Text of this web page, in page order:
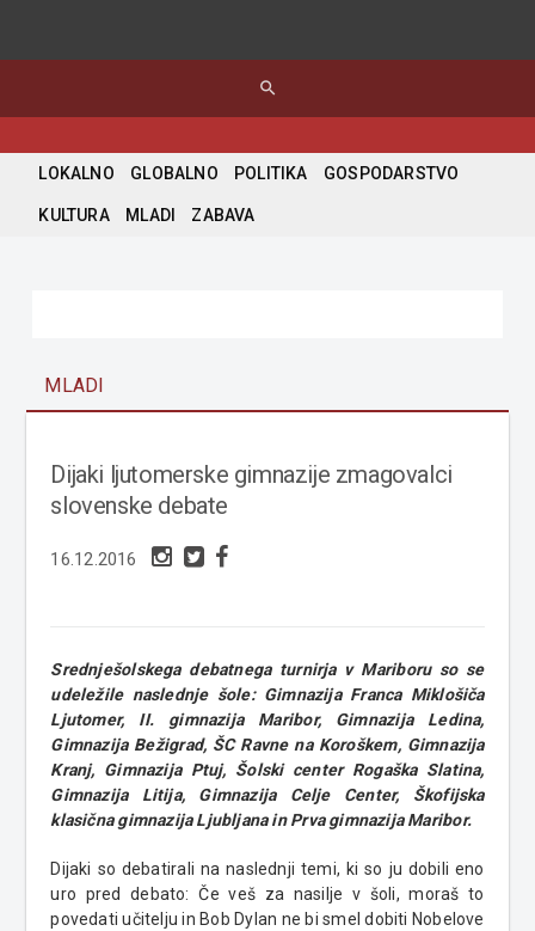
search
LOKALNO GLOBALNO POLITIKA GOSPODARSTVO
KULTURA MLADI ZABAVA
MLADI
Dijaki ljutomerske gimnazije zmagovalci
slovenske debate
16.12.2016
Srednješolskega debatnega turnirja v Mariboru so se
udeležile naslednje šole: Gimnazija Franca Miklošiča
Ljutomer, II. gimnazija Maribor, Gimnazija Ledina,
Gimnazija Bežigrad, ŠC Ravne na Koroškem, Gimnazija
Kranj, Gimnazija Ptuj, Šolski center Rogaška Slatina,
Gimnazija Litija, Gimnazija Celje Center, Škofijska
klasična gimnazija Ljubljana in Prva gimnazija Maribor.
Dijaki so debatirali na naslednji temi, ki so ju dobili eno
uro pred debato: Če veš za nasilje v šoli, moraš to
povedati učitelju in Bob Dylan ne bi smel dobiti Nobelove